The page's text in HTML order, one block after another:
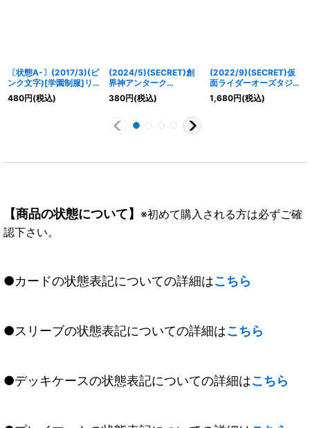
〔状態A-〕(2017/3)(ピ
ンク文字)[学園制服]リ
ゼ・クロムウェル【R-
SEC】{BSC28-011}
480円(税込)
(2024/5)(SECRET)創
界神アンターク
(LM2024収録)【XX-
SEC】{BS46-XX02}
380円(税込)
(2022/9)(SECRET)仮
面ライダーオーズタジャ
ドルコンボエタニティ
【XX-SEC】{CB24-
1,680円(税込)
【商品の状態について】 ※初めて購入される方は必ずご確
認下さい。
●カードの状態表記についての詳細はこちら
●スリーブの状態表記についての詳細はこちら
●デッキケースの状態表記についての詳細はこちら